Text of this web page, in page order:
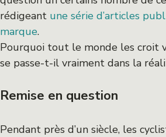
rédigeant une série d’articles
marque.
Pourquoi tout le monde les croit
se passe-t-il vraiment dans la
Remise en question
Pendant près d’un siècle, les